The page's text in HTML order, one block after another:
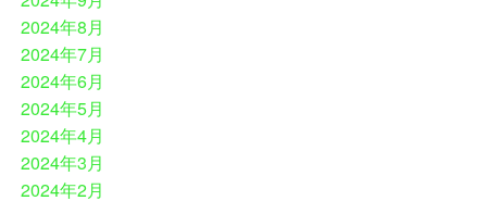
2024年8月
2024年7月
2024年6月
2024年5月
2024年4月
2024年3月
2024年2月